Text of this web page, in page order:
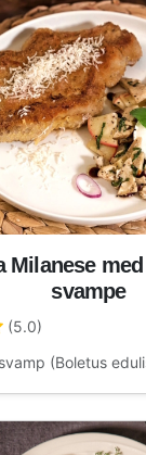
Milanese
svampe
(5.0)
(Boletus